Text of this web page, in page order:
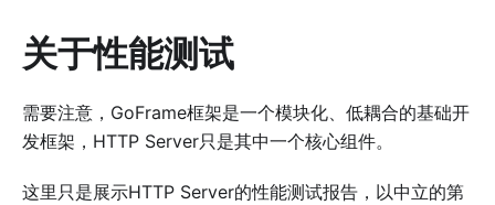
关于性能测试
需要注意，GoFrame框架是一个模块化、低耦合的基础开
发框架，HTTP Server只是其中一个核心组件。
这里只是展示HTTP Server的性能测试报告，以中立的第